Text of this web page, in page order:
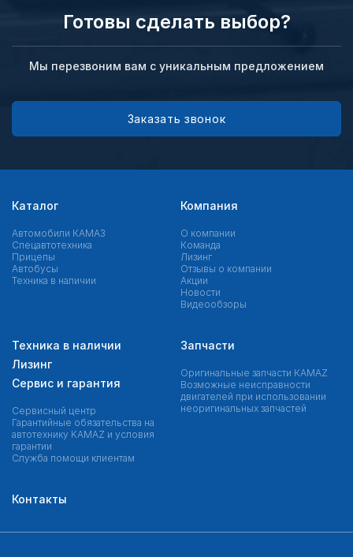
Готовы сделать выбор?
Мы перезвоним вам с уникальным предложением
Заказать звонок
Каталог
Автомобили КАМАЗ
Спецавтотехника
Прицепы
Автобусы
Техника в наличии
Компания
О компании
Команда
Лизинг
Отзывы о компании
Акции
Новости
Видеообзоры
Техника в наличии
Лизинг
Сервис и гарантия
Сервисный центр
Гарантийные обязательства на
автотехнику KAMAZ и условия
гарантии
Служба помощи клиентам
Запчасти
Оригинальные запчасти КAMAZ
Возможные неисправности
двигателей при использовании
неоригинальных запчастей
Контакты